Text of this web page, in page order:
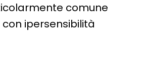
comune
ipersensibilità